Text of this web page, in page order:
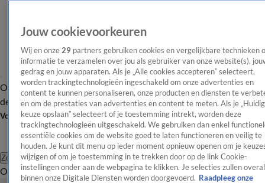
OverzichtAfleveringen Entertainment TV Algemeen
Tip
de redactieNieuwsbrief
Volg Shownieuws
Zoeken
OverzichtEntertainmentSpraakmakendRealityCrimeVideo's
Jouw cookievoorkeuren
Wij en onze 29 partners gebruiken cookies en vergelijkbare technieken
informatie te verzamelen over jou als gebruiker van onze website(s),
gedrag en jouw apparaten. Als je „Alle cookies accepteren” selecteert,
worden trackingtechnologieën ingeschakeld om onze advertenties en
content te kunnen personaliseren, onze producten en diensten te
en om de prestaties van advertenties en content te meten. Als je
keuze opslaan” selecteert of je toestemming intrekt, worden deze
trackingtechnologieën uitgeschakeld. We gebruiken dan enkel
essentiële cookies om de website goed te laten functioneren en veilig te
houden. Je kunt dit menu op ieder moment opnieuw openen om je
wijzigen of om je toestemming in te trekken door op de link Cookie-
instellingen onder aan de webpagina te klikken. Je selecties zullen overal
binnen onze Digitale Diensten worden doorgevoerd. Raadpleeg onze